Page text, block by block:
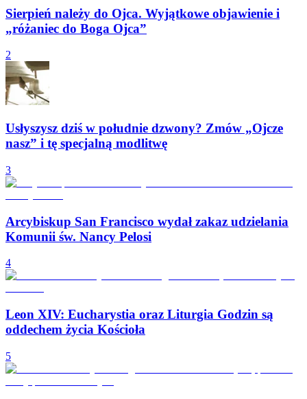
Sierpień należy do Ojca. Wyjątkowe objawienie i
„różaniec do Boga Ojca”
2
Usłyszysz dziś w południe dzwony? Zmów „Ojcze
nasz” i tę specjalną modlitwę
3
Arcybiskup San Francisco wydał zakaz udzielania
Komunii św. Nancy Pelosi
4
Leon XIV: Eucharystia oraz Liturgia Godzin są
oddechem życia Kościoła
5